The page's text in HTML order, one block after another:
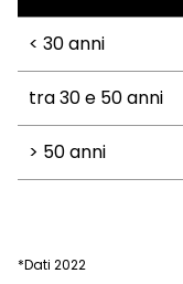
< 30 anni
tra 30 e 50 anni
> 50 anni
*Dati 2022